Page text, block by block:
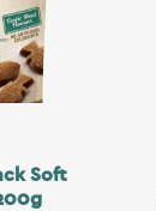
Soft